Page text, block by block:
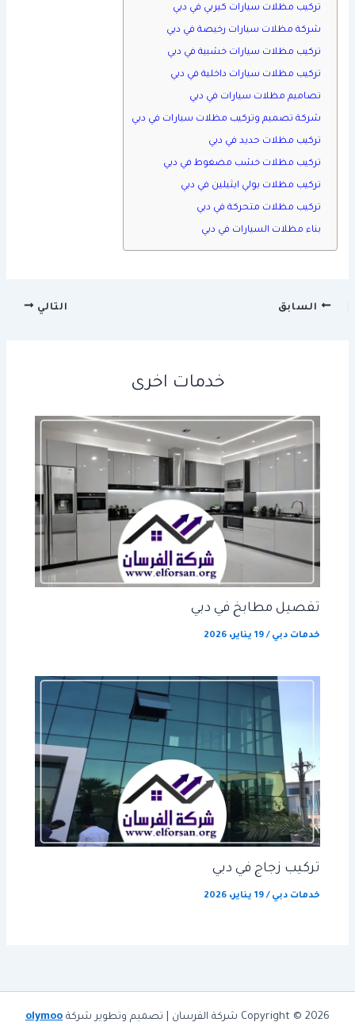
تركيب مظلات سيارات كيربي في دبي
شركة مظلات سيارات رخيصة في دبي
تركيب مظلات سيارات خشبية في دبي
تركيب مظلات سيارات داخلية في دبي
تصاميم مظلات سيارات في دبي
شركة تصميم وتركيب مظلات سيارات في دبي
تركيب مظلات حديد في دبي
تركيب مظلات خشب مضغوط في دبي
تركيب مظلات بولي ايثيلين في دبي
تركيب مظلات متحركة في دبي
بناء مظلات السيارات في دبي
السابق التالي
خدمات اخرى
تفصيل مطابخ في دبي
خدمات دبي /19 يناير، 2026
تركيب زجاج في دبي
خدمات دبي /19 يناير، 2026
Copyright © 2026 شركة الفرسان | تصميم وتطوير شركة olymoo